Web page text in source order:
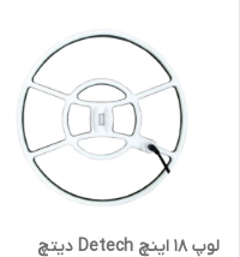
لوپ 18 اینچ Detech دیتچ